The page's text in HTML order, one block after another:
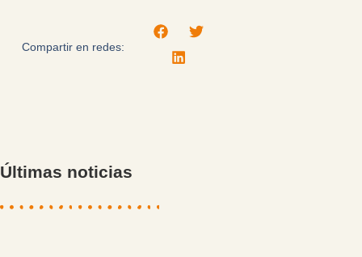
Compartir en redes:
Últimas noticias